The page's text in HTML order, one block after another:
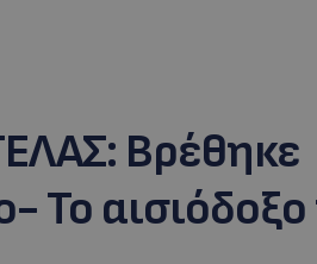
Bρέθηκε
Το